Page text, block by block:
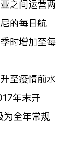
之间运营两
的每日航
时增加至每
至疫情前水
年末开
为全年常规